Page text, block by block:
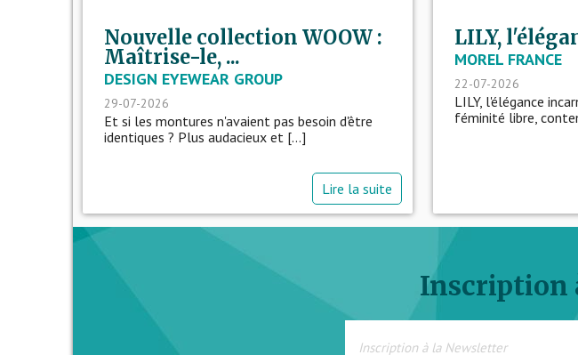
Nouvelle collection WOOW :
Maîtrise-le, ...
DESIGN EYEWEAR GROUP
29-07-2026
Et si les montures n'avaient pas besoin d'être
identiques ? Plus audacieux et [...]
Lire la suite
LILY,
MOREL FRANCE
22-07-2026
LILY, l'élégance
féminité libre,
Inscription